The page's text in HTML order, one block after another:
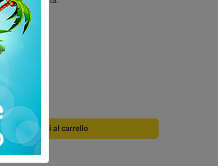
info
Aggiungi al carrello